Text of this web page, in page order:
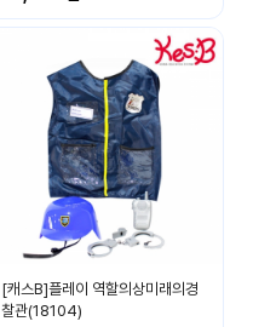
[캐스B]플레이 역할의상미래의경
찰관(18104)